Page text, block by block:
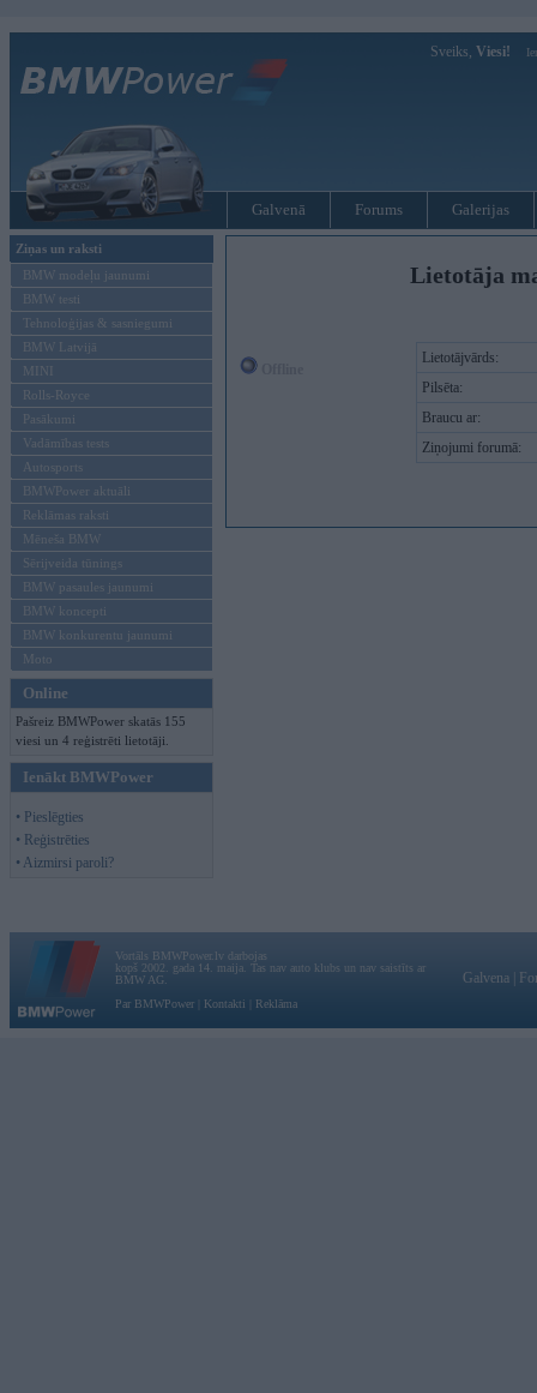
Sveiks, Viesi!
Galvenā Forums Galerijas
Ziņas un raksti
BMW modeļu jaunumi
BMW testi
Tehnoloģijas & sasniegumi
BMW Latvijā
MINI
Rolls-Royce
Pasākumi
Vadāmības tests
Autosports
BMWPower aktuāli
Reklāmas raksti
Mēneša BMW
Sērijveida tūnings
BMW pasaules jaunumi
BMW koncepti
BMW konkurentu jaunumi
Moto
Online
Pašreiz BMWPower skatās 155
viesi un 4 reģistrēti lietotāji.
Ienākt BMWPower
• Pieslēgties
• Reģistrēties
• Aizmirsi paroli?
Lietotāja
Lietotājvārds:
Pilsēta:
Braucu ar:
Ziņojumi forumā:
Vortāls BMWPower.lv darbojas
kopš 2002. gada 14. maija. Tas nav auto klubs un nav saistīts ar
BMW AG.
Par BMWPower
Kontakti Reklāma
Galvena